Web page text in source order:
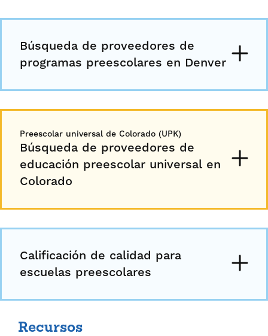
Búsqueda de proveedores de
programas preescolares en Denver
Preescolar universal de Colorado (UPK)
Búsqueda de proveedores de
educación preescolar universal en
Colorado
Calificación de calidad para
escuelas preescolares
Recursos